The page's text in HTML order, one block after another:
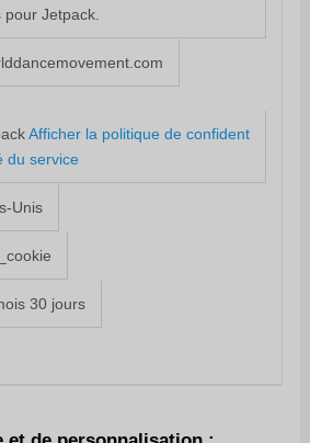
pour Jetpack.
Afficher la politique de confident
du service
Unis
30 jours